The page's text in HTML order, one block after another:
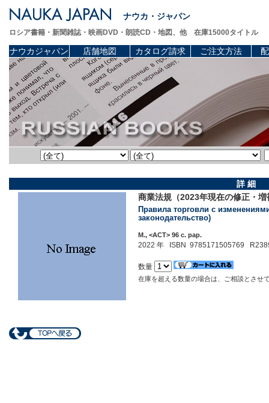
ナウカ・ジャパン
ロシア書籍・新聞雑誌・映画DVD・朗読CD・地図、他 在庫15000タイトル
ナウカジャパン 店舗地図 カタログ請求 ご注文方法
詳 細
商業法規（2023年現在の修正・増
Правила торговли с
законодательство)
М., <АСТ> 96 c. pap.
2022 年 ISBN 9785171505769
数量
在庫を超える数量の場合は、ご相談とさせ